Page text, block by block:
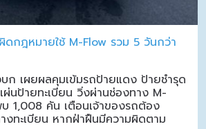
ดกฎหมายใช้ M-Flow รวม 5 วันกว่า
ก เผยผลคุมเข้มรถป้ายแดง ป้ายชำรุด
นป้ายทะเบียน วิ่งผ่านช่องทาง M-
1,008 คัน เตือนเจ้าของรถต้อง
งทะเบียน หากฝ่าฝืนมีความผิดตาม